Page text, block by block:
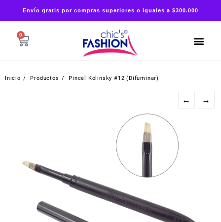
Envío gratis por compras superiores o iguales a $300.000
0
Inicio Productos Pincel Kolinsky #12 (Difuminar)
← →